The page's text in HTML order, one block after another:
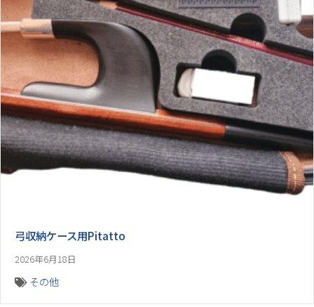
弓収納ケース用Pitatto
2026年6月18日
その他